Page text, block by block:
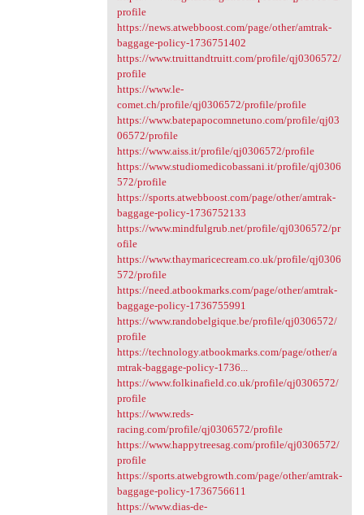
profile
https://news.atwebboost.com/page/other/amtrak-
baggage-policy-1736751402
https://www.truittandtruitt.com/profile/qj0306572/
profile
https://www.le-
comet.ch/profile/qj0306572/profile/profile
https://www.batepapocomnetuno.com/profile/qj03
06572/profile
https://www.aiss.it/profile/qj0306572/profile
https://www.studiomedicobassani.it/profile/qj0306
572/profile
https://sports.atwebboost.com/page/other/amtrak-
baggage-policy-1736752133
https://www.mindfulgrub.net/profile/qj0306572/pr
ofile
https://www.thaymaricecream.co.uk/profile/qj0306
572/profile
https://need.atbookmarks.com/page/other/amtrak-
baggage-policy-1736755991
https://www.randobelgique.be/profile/qj0306572/
profile
https://technology.atbookmarks.com/page/other/a
mtrak-baggage-policy-1736...
https://www.folkinafield.co.uk/profile/qj0306572/
profile
https://www.reds-
racing.com/profile/qj0306572/profile
https://www.happytreesag.com/profile/qj0306572/
profile
https://sports.atwebgrowth.com/page/other/amtrak-
baggage-policy-1736756611
https://www.dias-de-